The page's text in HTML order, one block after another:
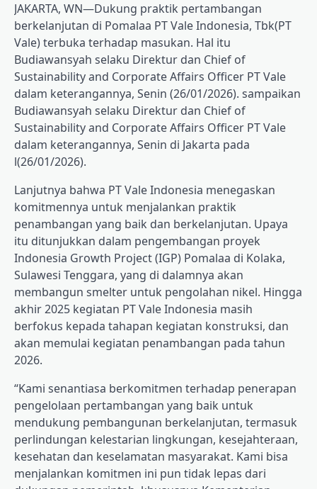
JAKARTA, WN—Dukung praktik pertambangan
berkelanjutan di Pomalaa PT Vale Indonesia, Tbk(PT
Vale) terbuka terhadap masukan. Hal itu
Budiawansyah selaku Direktur dan Chief of
Sustainability and Corporate Affairs Officer PT Vale
dalam keterangannya, Senin (26/01/2026). sampaikan
Budiawansyah selaku Direktur dan Chief of
Sustainability and Corporate Affairs Officer PT Vale
dalam keterangannya, Senin di Jakarta pada
l(26/01/2026).
Lanjutnya bahwa PT Vale Indonesia menegaskan
komitmennya untuk menjalankan praktik
penambangan yang baik dan berkelanjutan. Upaya
itu ditunjukkan dalam pengembangan proyek
Indonesia Growth Project (IGP) Pomalaa di Kolaka,
Sulawesi Tenggara, yang di dalamnya akan
membangun smelter untuk pengolahan nikel. Hingga
akhir 2025 kegiatan PT Vale Indonesia masih
berfokus kepada tahapan kegiatan konstruksi, dan
akan memulai kegiatan penambangan pada tahun
2026.
“Kami senantiasa berkomitmen terhadap penerapan
pengelolaan pertambangan yang baik untuk
mendukung pembangunan berkelanjutan, termasuk
perlindungan kelestarian lingkungan, kesejahteraan,
kesehatan dan keselamatan masyarakat. Kami bisa
menjalankan komitmen ini pun tidak lepas dari